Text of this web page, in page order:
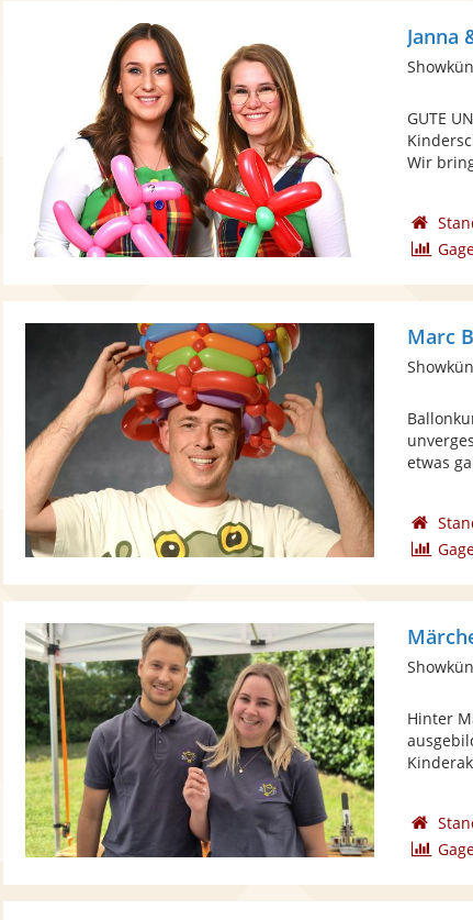
Janna
GUTE
Wir
Marc
etwas
Hinter